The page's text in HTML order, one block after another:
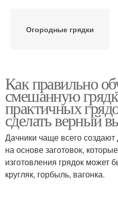
Огородные грядки
Грядка с чесноком
Овощи на грядках
Как правильно
смешанную
практичных
сделать верный
Дачники чаще всего
на основе заготовок,
изготовления грядок может
кругляк, горбыль, вагонка.